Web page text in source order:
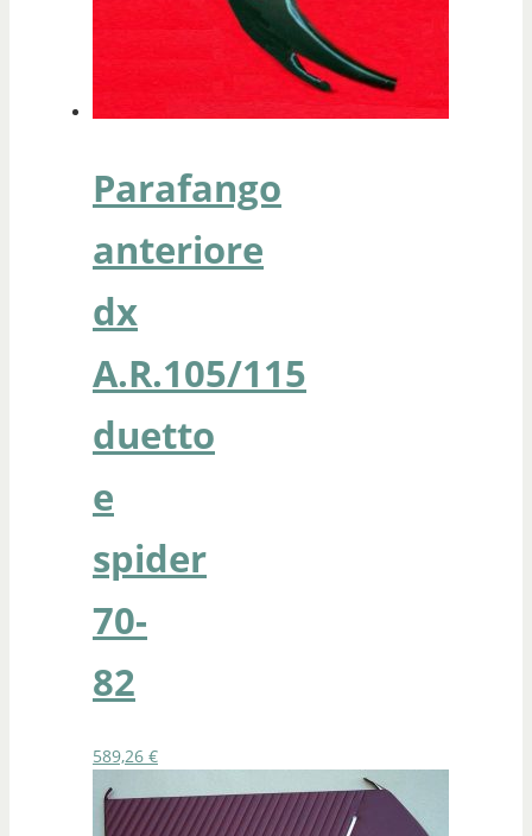
Parafango
anteriore
dx
A.R.105/115
duetto
e
spider
70-
82
589,26 €